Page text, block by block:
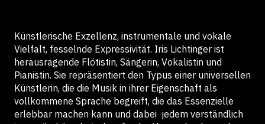
Künstlerische Exzellenz, instrumentale und vokale
Vielfalt, fesselnde Expressivität. Iris Lichtinger ist
herausragende Flötistin, Sängerin, Vokalistin und
Pianistin. Sie repräsentiert den Typus einer universellen
Künstlerin, die die Musik in ihrer Eigenschaft als
vollkommene Sprache begreift, die das Essenzielle
erlebbar machen kann und dabei jedem verständlich